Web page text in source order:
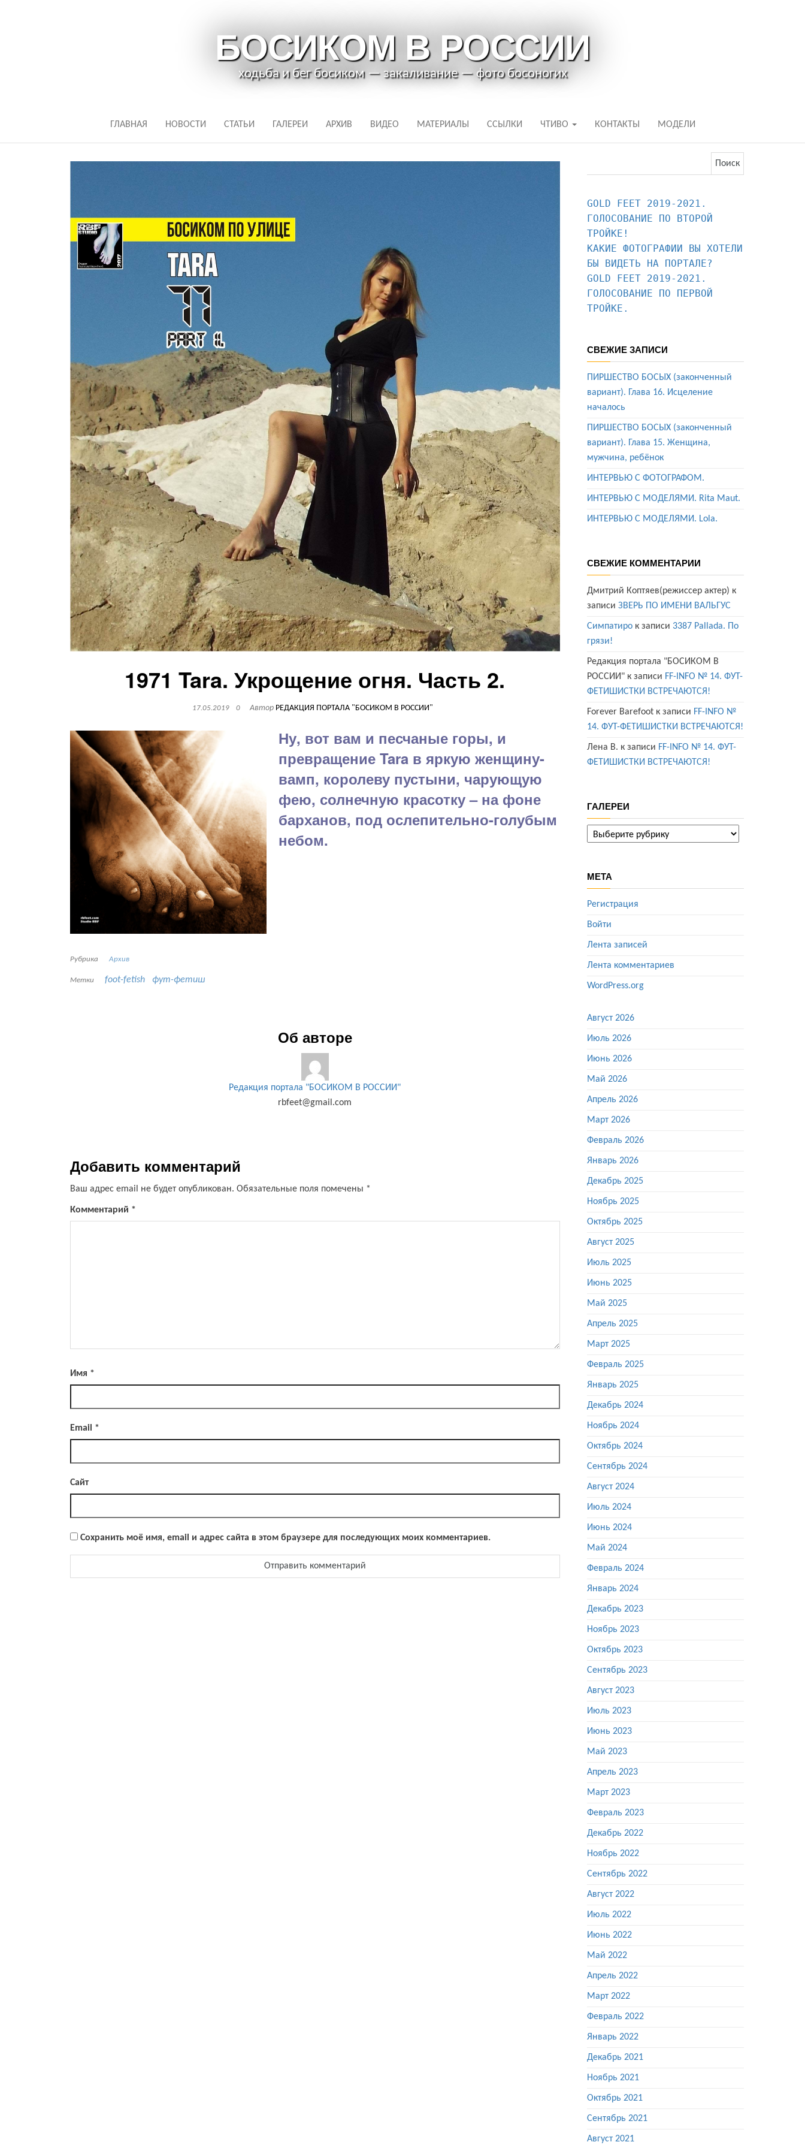
БОСИКОМ В РОССИИ
ходьба и бег босиком — закаливание — фото босоногих
ГЛАВНАЯ НОВОСТИ СТАТЬИ ГАЛЕРЕИ АРХИВ ВИДЕО МАТЕРИАЛЫ ССЫЛКИ ЧТИВО КОНТАКТЫ МОДЕЛИ
1971 Tara. Укрощение огня. Часть 2.
17.05.2019 0 Автор РЕДАКЦИЯ ПОРТАЛА "БОСИКОМ В РОССИИ"
Ну, вот вам и песчаные горы, и
превращение Tara в яркую женщину-
вамп, королеву пустыни, чарующую
фею, солнечную красотку – на фоне
барханов, под ослепительно-голубым
небом.
Рубрика Архив
Метки foot-fetish фут-фетиш
Об авторе
Редакция портала "БОСИКОМ В РОССИИ"
rbfeet@gmail.com
Добавить комментарий
Ваш адрес email не будет опубликован. Обязательные поля помечены *
Комментарий *
Имя *
Email *
Сайт
Сохранить моё имя, email и адрес сайта в этом браузере для последующих моих комментариев.
GOLD FEET 2019-2021.
ГОЛОСОВАНИЕ ПО ВТОРОЙ
КАКИЕ ФОТОГРАФИИ ВЫ ХОТЕЛИ
БЫ ВИДЕТЬ НА ПОРТАЛЕ?
GOLD FEET 2019-2021.
ГОЛОСОВАНИЕ ПО ПЕРВОЙ
ТРОЙКЕ.
СВЕЖИЕ ЗАПИСИ
ПИРШЕСТВО БОСЫХ (законченный
вариант). Глава 16. Исцеление
началось
ПИРШЕСТВО БОСЫХ (законченный
вариант). Глава 15. Женщина,
мужчина, ребёнок
ИНТЕРВЬЮ С ФОТОГРАФОМ.
ИНТЕРВЬЮ С МОДЕЛЯМИ. Rita Maut.
ИНТЕРВЬЮ С МОДЕЛЯМИ. Lola.
СВЕЖИЕ КОММЕНТАРИИ
Дмитрий Коптяев(режиссер актер) к
записи ЗВЕРЬ ПО ИМЕНИ ВАЛЬГУС
Симпатирок записи 3387 Pallada. По
грязи!
Редакция портала "БОСИКОМ В
РОССИИ"к записи FF-INFO № 14. ФУТ-
ФЕТИШИСТКИ ВСТРЕЧАЮТСЯ!
Forever Barefootк записи FF-INFO №
14. ФУТ-ФЕТИШИСТКИ ВСТРЕЧАЮТСЯ!
Лена В. к записи FF-INFO № 14. ФУТ-
ФЕТИШИСТКИ ВСТРЕЧАЮТСЯ!
ГАЛЕРЕИ
ГАЛЕРЕИ
МЕТА
Регистрация
Войти
Лента записей
Лента комментариев
WordPress.org
Август 2026
Июль 2026
Июнь 2026
Май 2026
Апрель 2026
Март 2026
Февраль 2026
Январь 2026
Декабрь 2025
Ноябрь 2025
Октябрь 2025
Август 2025
Июль 2025
Июнь 2025
Май 2025
Апрель 2025
Март 2025
Февраль 2025
Январь 2025
Декабрь 2024
Ноябрь 2024
Октябрь 2024
Сентябрь 2024
Август 2024
Июль 2024
Июнь 2024
Май 2024
Февраль 2024
Январь 2024
Декабрь 2023
Ноябрь 2023
Октябрь 2023
Сентябрь 2023
Август 2023
Июль 2023
Июнь 2023
Май 2023
Апрель 2023
Март 2023
Февраль 2023
Декабрь 2022
Ноябрь 2022
Сентябрь 2022
Август 2022
Июль 2022
Июнь 2022
Май 2022
Апрель 2022
Март 2022
Февраль 2022
Январь 2022
Декабрь 2021
Ноябрь 2021
Октябрь 2021
Сентябрь 2021
Август 2021